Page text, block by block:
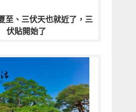
至、三伏天也就近了，三
伏貼開始了